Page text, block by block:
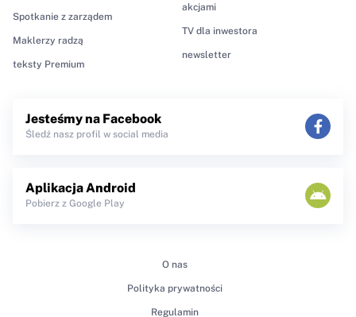
Spotkanie z zarządem
Maklerzy radzą
teksty Premium
akcjami
TV dla inwestora
newsletter
Jesteśmy na Facebook
Śledź nasz profil w social media
Aplikacja Android
Pobierz z Google Play
O nas
Polityka prywatności
Regulamin